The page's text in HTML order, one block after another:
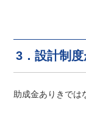
3．設計制
助成金ありきでは